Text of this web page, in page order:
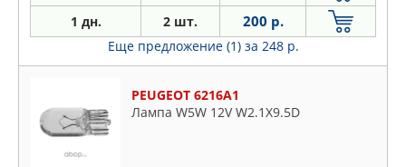
1 дн. 2 шт. 200 р.
Еще предложение (1) за 248 р.
PEUGEOT 6216A1
Лампа W5W 12V W2.1X9.5D